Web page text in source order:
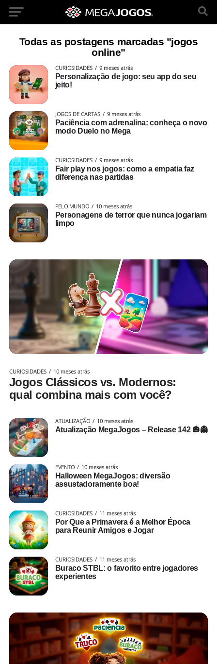
Todas as postagens marcadas "jogos
online"
CURIOSIDADES 9 meses atrás
Personalização de jogo: seu app do seu
jeito!
JOGOS DE CARTAS 9 meses atrás
Paciência com adrenalina: conheça o novo
modo Duelo no Mega
CURIOSIDADES 9 meses atrás
Fair play nos jogos: como a empatia faz
diferença nas partidas
PELO MUNDO 10 meses atrás
Personagens de terror que nunca jogariam
limpo
CURIOSIDADES 10 meses atrás
Jogos Clássicos vs. Modernos:
qual combina mais com você?
ATUALIZAÇÃO 10 meses atrás
Atualização MegaJogos – Release 142 🎃👻
EVENTO 10 meses atrás
Halloween MegaJogos: diversão
assustadoramente boa!
CURIOSIDADES 11 meses atrás
Por Que a Primavera é a Melhor Época
para Reunir Amigos e Jogar
CURIOSIDADES 11 meses atrás
Buraco STBL: o favorito entre jogadores
experientes